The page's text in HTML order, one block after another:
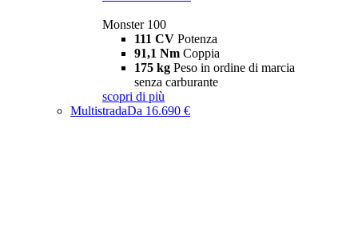
Monster 100
111 CV Potenza
91,1 Nm Coppia
175 kg Peso in ordine di marcia
senza carburante
scopri di più
MultistradaDa 16.690 €